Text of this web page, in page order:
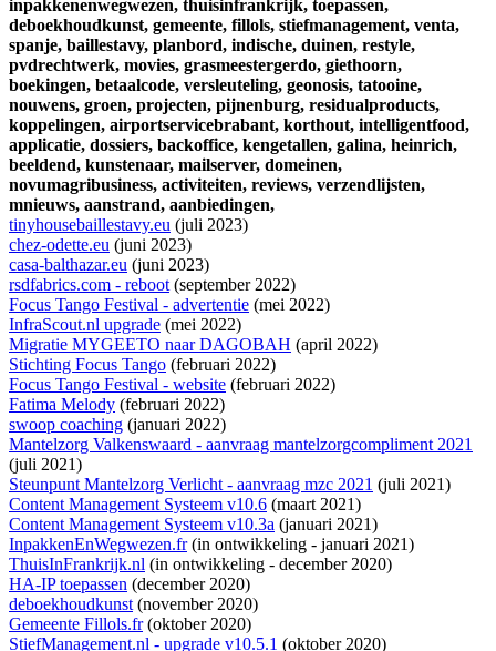
inpakkenenwegwezen, thuisinfrankrijk, toepassen,
deboekhoudkunst, gemeente, fillols, stiefmanagement, venta,
spanje, baillestavy, planbord, indische, duinen, restyle,
pvdrechtwerk, movies, grasmeestergerdo, giethoorn,
boekingen, betaalcode, versleuteling, geonosis, tatooine,
nouwens, groen, projecten, pijnenburg, residualproducts,
koppelingen, airportservicebrabant, korthout, intelligentfood,
applicatie, dossiers, backoffice, kengetallen, galina, heinrich,
beeldend, kunstenaar, mailserver, domeinen,
novumagribusiness, activiteiten, reviews, verzendlijsten,
mnieuws, aanstrand, aanbiedingen,
tinyhousebaillestavy.eu (juli 2023)
chez-odette.eu (juni 2023)
casa-balthazar.eu (juni 2023)
rsdfabrics.com - reboot(september 2022)
Focus Tango Festival - advertentie (mei 2022)
InfraScout.nl upgrade (mei 2022)
Migratie MYGEETO naar DAGOBAH (april 2022)
Stichting Focus Tango (februari 2022)
Focus Tango Festival - website (februari 2022)
Fatima Melody (februari 2022)
swoop coaching (januari 2022)
Mantelzorg Valkenswaard - aanvraag mantelzorgcompliment 2021
(juli 2021)
Steunpunt Mantelzorg Verlicht - aanvraag mzc 2021 (juli 2021)
Content Management Systeem v10.6 (maart 2021)
Content Management Systeem v10.3a (januari 2021)
InpakkenEnWegwezen.fr(in ontwikkeling - januari 2021)
ThuisInFrankrijk.nl (in ontwikkeling - december 2020)
HA-IP toepassen (december 2020)
deboekhoudkunst(november 2020)
Gemeente Fillols.fr(oktober 2020)
StiefManagement.nl - upgrade v10.5.1 (oktober 2020)